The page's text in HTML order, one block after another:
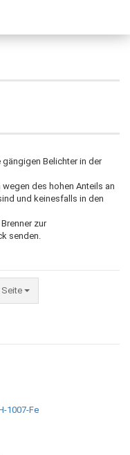
gängigen Belichter in der
des hohen Anteils an
und keinesfalls in den
zur
senden.
Seite